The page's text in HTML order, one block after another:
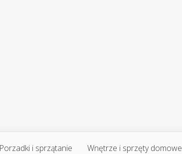
Porzadki i sprzątanie Wnętrze i sprzęty domowe